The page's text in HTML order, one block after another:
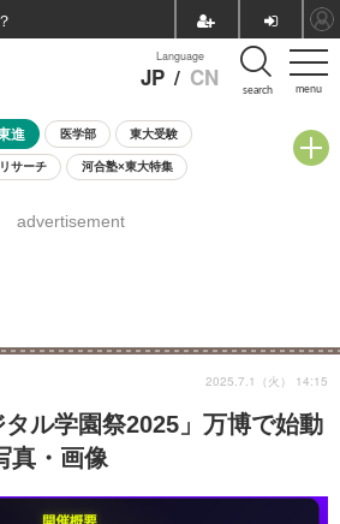
menu
Language
JP / CN search
進 医学部 東大受験
サーチ 河合塾×東大特集
8月開催学校説明会・相談会
advertisement
ル学園祭2025」万博で始動
真・画像
2025.7.1（火） 14:15